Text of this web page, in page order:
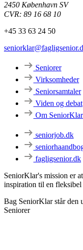
2450 København SV
CVR: 89 16 68 10
+45 33 63 24 50
Seniorer
Virksomheder
Seniorsamtaler
Viden og debat
Om SeniorKlar
seniorjob.dk
fagligsenior.dk
SeniorKlar's mission er
inspiration til en
Bag SeniorKlar står den
Seniorer